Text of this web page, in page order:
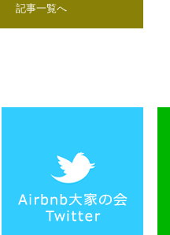
記事一覧へ